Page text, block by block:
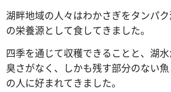
湖畔地域の人々はわかさぎをタンパ
の栄養源として食してきました。
四季を通じて収穫できることと、湖
臭さがなく、しかも残す部分のない
の人に好まれてきました。